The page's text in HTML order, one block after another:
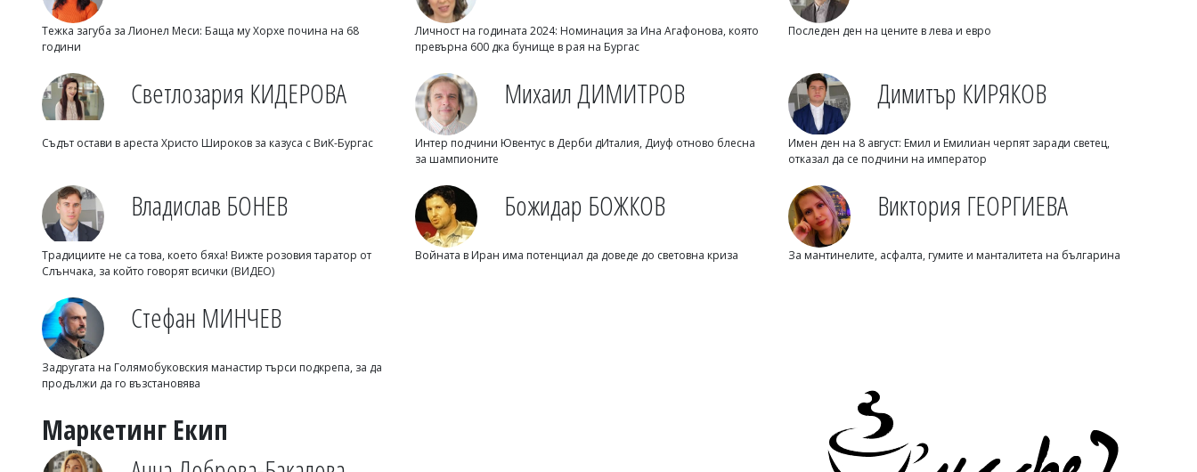
Google реже Gmail: Популярна функция
за изпращане на имейли спира от
Флагман.БГ
Тежка загуба за Лионел Меси: Баща му Хорхе почина на 68
години
Личност на годината 2024: Номинация за Ина Агафонова, която
превърна 600 дка бунище в рая на Бургас
Последен ден на цените в лева и евро
Светлозария КИДЕРОВА
Съдът остави в ареста Христо Широков за казуса с ВиК-Бургас
Михаил ДИМИТРОВ
Интер подчини Ювентус в Дерби дИталия, Диуф отново блесна
за шампионите
Димитър КИРЯКОВ
Имен ден на 8 август: Емил и Емилиан черпят заради светец,
отказал да се подчини на император
Владислав БОНЕВ
Традициите не са това, което бяха! Вижте розовия таратор от
Слънчака, за който говорят всички (ВИДЕО)
Божидар БОЖКОВ
Войната в Иран има потенциал да доведе до световна криза
Виктория ГЕОРГИЕВА
За мантинелите, асфалта, гумите и манталитета на българина
Стефан МИНЧЕВ
Задругата на Голямобуковския манастир търси подкрепа, за да
продължи да го възстановява
Маркетинг Екип